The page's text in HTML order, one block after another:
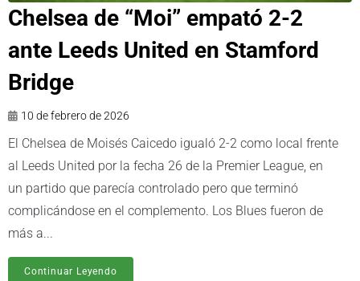
Chelsea de “Moi” empató 2-2
ante Leeds United en Stamford
Bridge
10 de febrero de 2026
El Chelsea de Moisés Caicedo igualó 2-2 como local frente
al Leeds United por la fecha 26 de la Premier League, en
un partido que parecía controlado pero que terminó
complicándose en el complemento. Los Blues fueron de
más a...
Continuar Leyendo